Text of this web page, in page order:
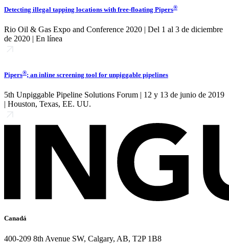
Detecting illegal tapping locations with free-floating Pipers®
Rio Oil & Gas Expo and Conference 2020 | Del 1 al 3 de diciembre
de 2020 | En línea
Pipers®; an inline screening tool for unpiggable pipelines
5th Unpiggable Pipeline Solutions Forum | 12 y 13 de junio de 2019
| Houston, Texas, EE. UU.
Canadá
400-209 8th Avenue SW, Calgary, AB, T2P 1B8